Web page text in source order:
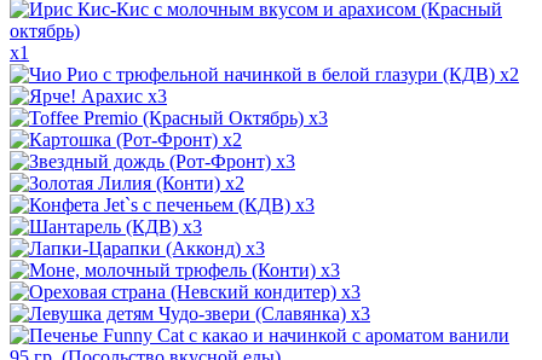
x1
x2
x3
x3
x2
x3
x2
x3
x3
x3
x3
x3
x3